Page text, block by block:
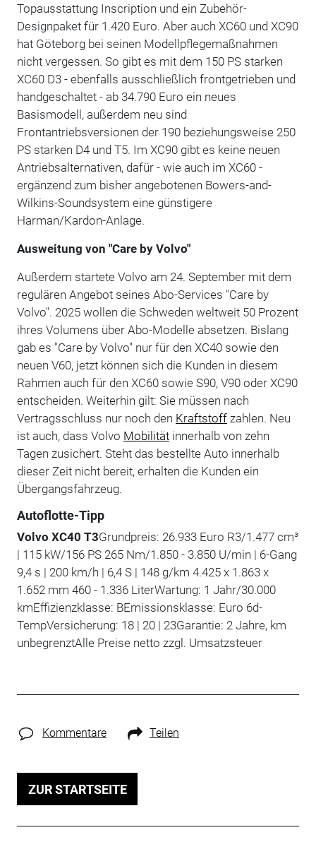
Topausstattung Inscription und ein Zubehör-
Designpaket für 1.420 Euro. Aber auch XC60 und XC90
hat Göteborg bei seinen Modellpflegemaßnahmen
nicht vergessen. So gibt es mit dem 150 PS starken
XC60 D3 - ebenfalls ausschließlich frontgetrieben und
handgeschaltet - ab 34.790 Euro ein neues
Basismodell, außerdem neu sind
Frontantriebsversionen der 190 beziehungsweise 250
PS starken D4 und T5. Im XC90 gibt es keine neuen
Antriebsalternativen, dafür - wie auch im XC60 -
ergänzend zum bisher angebotenen Bowers-and-
Wilkins-Soundsystem eine günstigere
Harman/Kardon-Anlage.
Ausweitung von "Care by Volvo"
Außerdem startete Volvo am 24. September mit dem
regulären Angebot seines Abo-Services "Care by
Volvo". 2025 wollen die Schweden weltweit 50 Prozent
ihres Volumens über Abo-Modelle absetzen. Bislang
gab es "Care by Volvo" nur für den XC40 sowie den
neuen V60, jetzt können sich die Kunden in diesem
Rahmen auch für den XC60 sowie S90, V90 oder XC90
entscheiden. Weiterhin gilt: Sie müssen nach
Vertragsschluss nur noch den Kraftstoffzahlen. Neu
ist auch, dass Volvo Mobilitätinnerhalb von zehn
Tagen zusichert. Steht das bestellte Auto innerhalb
dieser Zeit nicht bereit, erhalten die Kunden ein
Übergangsfahrzeug.
Autoflotte-Tipp
Volvo XC40 T3Grundpreis: 26.933 Euro R3/1.477 cm³
| 115 kW/156 PS 265 Nm/1.850 - 3.850 U/min | 6-Gang
9,4 s | 200 km/h | 6,4 S | 148 g/km 4.425 x 1.863 x
1.652 mm 460 - 1.336 LiterWartung: 1 Jahr/30.000
kmEffizienzklasse: BEmissionsklasse: Euro 6d-
TempVersicherung: 18 | 20 | 23Garantie: 2 Jahre, km
unbegrenztAlle Preise netto zzgl. Umsatzsteuer
Kommentare Teilen
ZUR STARTSEITE